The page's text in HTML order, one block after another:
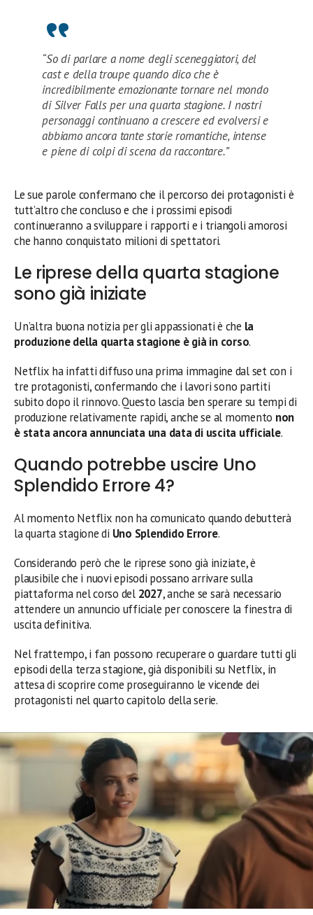
“So di parlare a nome degli sceneggiatori, del
cast e della troupe quando dico che è
incredibilmente emozionante tornare nel mondo
di Silver Falls per una quarta stagione. I nostri
personaggi continuano a crescere ed evolversi e
abbiamo ancora tante storie romantiche, intense
e piene di colpi di scena da raccontare.”
Le sue parole confermano che il percorso dei protagonisti è
tutt’altro che concluso e che i prossimi episodi
continueranno a sviluppare i rapporti e i triangoli amorosi
che hanno conquistato milioni di spettatori.
Le riprese della quarta stagione
sono già iniziate
Un’altra buona notizia per gli appassionati è che la
produzione della quarta stagione è già in corso.
Netflix ha infatti diffuso una prima immagine dal set con i
tre protagonisti, confermando che i lavori sono partiti
subito dopo il rinnovo. Questo lascia ben sperare su tempi di
produzione relativamente rapidi, anche se al momento non
è stata ancora annunciata una data di uscita ufficiale.
Quando potrebbe uscire Uno
Splendido Errore 4?
Al momento Netflix non ha comunicato quando debutterà
la quarta stagione di Uno Splendido Errore.
Considerando però che le riprese sono già iniziate, è
plausibile che i nuovi episodi possano arrivare sulla
piattaforma nel corso del 2027, anche se sarà necessario
attendere un annuncio ufficiale per conoscere la finestra di
uscita definitiva.
Nel frattempo, i fan possono recuperare o guardare tutti gli
episodi della terza stagione, già disponibili su Netflix, in
attesa di scoprire come proseguiranno le vicende dei
protagonisti nel quarto capitolo della serie.